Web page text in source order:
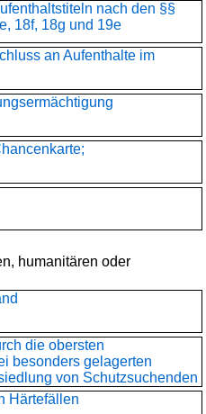
nach den §§
18f, 18g und 19e
an Aufenthalte im
humanitären oder
die obersten
besonders gelagerten
von Schutzsuchenden
Härtefällen